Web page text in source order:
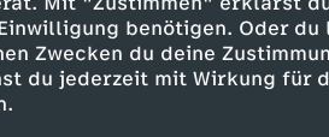
benötigen. Oder du
Zwecken du deine
du jederzeit mit Wirkung für
Bildergalerien, Kurznews